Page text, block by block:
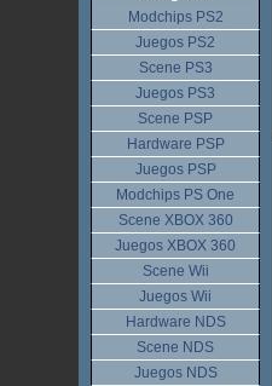
Modchips PS2
Juegos PS2
Scene PS3
Juegos PS3
Scene PSP
Hardware PSP
Juegos PSP
Modchips PS One
Scene XBOX 360
Juegos XBOX 360
Scene Wii
Juegos Wii
Hardware NDS
Scene NDS
Juegos NDS